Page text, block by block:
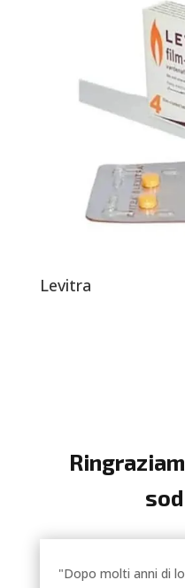
Levitra
"Dopo molti anni di